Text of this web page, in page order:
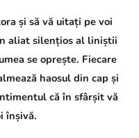
și să vă uitați pe voi
aliat silențios al liniștii
se oprește. Fiecare
haosul din cap și
că în sfârșit vă
înșivă.